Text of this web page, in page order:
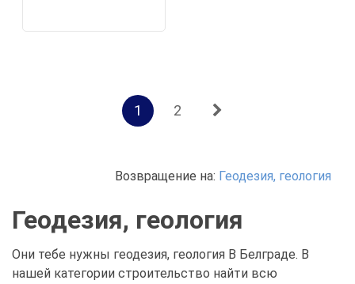
1 2
Возвращение на: Геодезия, геология
Геодезия, геология
Они тебе нужны геодезия, геология В Белграде. В
нашей категории строительство найти всю